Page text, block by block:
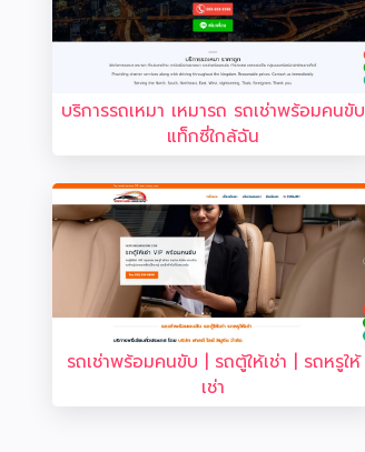
บริการรถเหมา เหมารถ รถเช่าพร้อมคนขับ
แท็กซี่ใกล้ฉัน
รถเช่าพร้อมคนขับ | รถตู้ให้เช่า | รถหรูให้
เช่า